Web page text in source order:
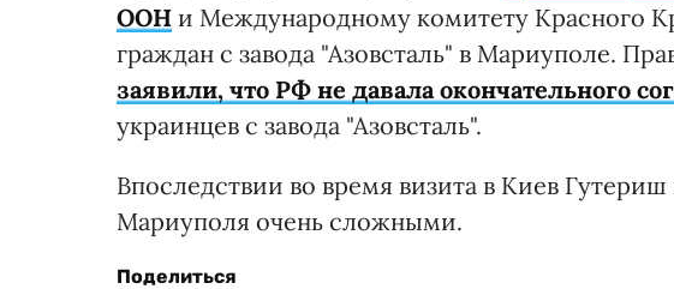
ООН и Международному комитету Красного
граждан с завода "Азовсталь" в Мариуполе.
заявили, что РФ не давала окончательного
украинцев с завода "Азовсталь".
Впоследствии во время визита в Киев
Мариуполя очень сложными.
Поделиться